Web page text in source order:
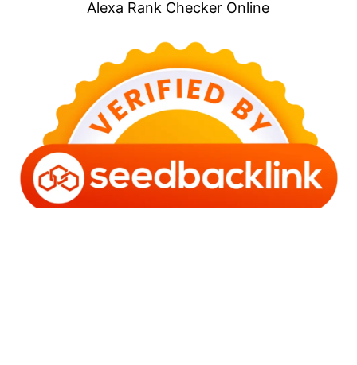
Alexa Rank Checker Online